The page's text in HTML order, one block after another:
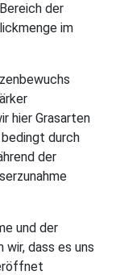
der
im
hier Grasarten
durch
der
und der
dass es uns